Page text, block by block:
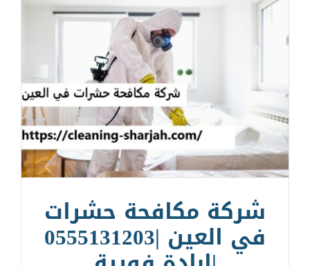
شركة مكافحة حشرات
في العين |0555131203